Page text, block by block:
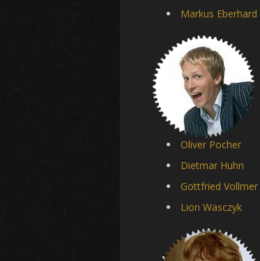
Markus Eberhard
Oliver Pocher
Dietmar Huhn
Gottfried Vollmer
Lion Wasczyk